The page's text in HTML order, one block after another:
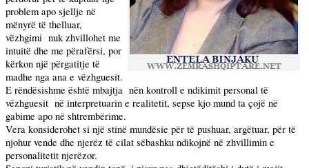
problem apo sjellje në
mënyrë të thelluar,
vëzhgimi nuk zhvillohet me
intuitë dhe me përafërsi, por
kërkon një përgatitje të
madhe nga ana e vëzhguesit.
E rëndësishme është mbajtja nën kontroll e ndikimit personal të
vëzhguesit në interpretuarin e realitetit, sepse kjo mund ta çojë në
gabime apo në shtrembërime.
Vera konsiderohet si një stinë mundësie për të pushuar, argëtuar, për të
njohur vende dhe njerëz të cilat sëbashku ndikojnë në zhvillimin e
personalitetit njerëzor.